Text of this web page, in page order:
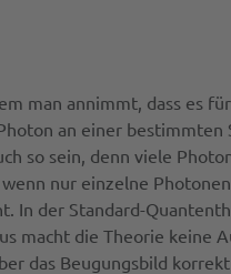
man annimmt, dass es
an einer
so sein, denn viele
nur einzelne
In der Standard-
macht die Theorie keine
das Beugungsbild